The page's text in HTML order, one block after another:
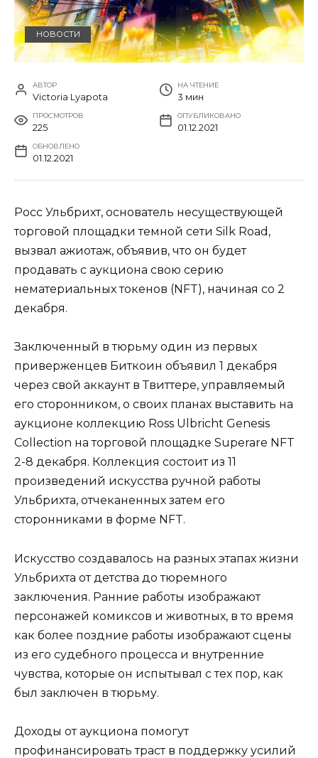
НОВОСТИ
АВТОР
Victoria Lyapota
НА ЧТЕНИЕ
3 мин
ПРОСМОТРОВ
225
ОПУБЛИКОВАНО
01.12.2021
ОБНОВЛЕНО
01.12.2021
Росс Ульбрихт, основатель несуществующей
торговой площадки темной сети Silk Road,
вызвал ажиотаж, объявив, что он будет
продавать с аукциона свою серию
нематериальных токенов (NFT), начиная со 2
декабря.
Заключенный в тюрьму один из первых
приверженцев Биткоин объявил 1 декабря
через свой аккаунт в Твиттере, управляемый
его сторонником, о своих планах выставить на
аукционе коллекцию Ross Ulbricht Genesis
Collection на торговой площадке Superare NFT
2-8 декабря. Коллекция состоит из 11
произведений искусства ручной работы
Ульбрихта, отчеканенных затем его
сторонниками в форме NFT.
Искусство создавалось на разных этапах жизни
Ульбрихта от детства до тюремного
заключения. Ранние работы изображают
персонажей комиксов и животных, в то время
как более поздние работы изображают сцены
из его судебного процесса и внутренние
чувства, которые он испытывал с тех пор, как
был заключен в тюрьму.
Доходы от аукциона помогут
профинансировать траст в поддержку усилий